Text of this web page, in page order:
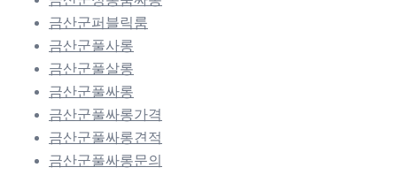
금산군퍼블릭룸
금산군풀사롱
금산군풀살롱
금산군풀싸롱
금산군풀싸롱가격
금산군풀싸롱견적
금산군풀싸롱문의